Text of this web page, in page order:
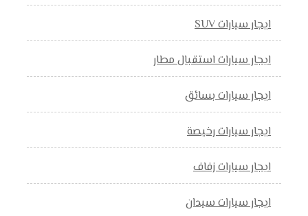
ايجار سيارات SUV
ايجار سيارات استقبال مطار
ايجار سيارات بسائق
ايجار سيارات رخيصة
ايجار سيارات زفاف
ايجار سيارات سيدان